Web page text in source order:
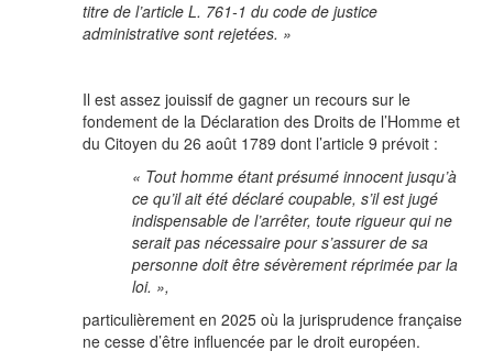
titre de l’article L. 761-1 du code de justice
administrative sont rejetées. »
Il est assez jouissif de gagner un recours sur le
fondement de la Déclaration des Droits de l’Homme et
du Citoyen du 26 août 1789 dont l’article 9 prévoit :
« Tout homme étant présumé innocent jusqu’à
ce qu’il ait été déclaré coupable, s’il est jugé
indispensable de l’arrêter, toute rigueur qui ne
serait pas nécessaire pour s’assurer de sa
personne doit être sévèrement réprimée par la
loi. »,
particulièrement en 2025 où la jurisprudence française
ne cesse d’être influencée par le droit européen.